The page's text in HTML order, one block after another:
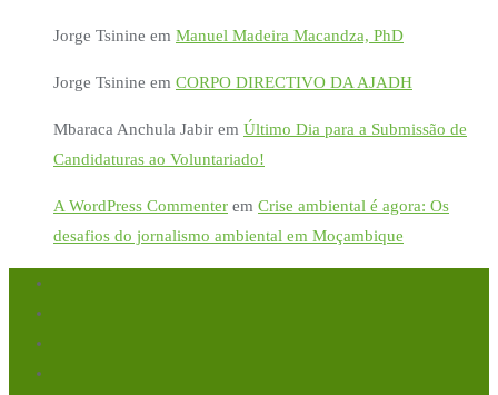
Jorge Tsinine em Manuel Madeira Macandza, PhD
Jorge Tsinine em CORPO DIRECTIVO DA AJADH
Mbaraca Anchula Jabir em Último Dia para a Submissão de
Candidaturas ao Voluntariado!
A WordPress Commenter em Crise ambiental é agora: Os
desafios do jornalismo ambiental em Moçambique